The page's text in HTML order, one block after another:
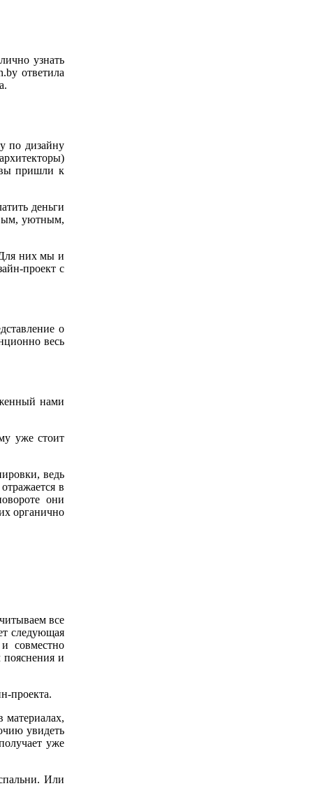
узнать
ответила
по дизайну
вы пришли к
деньги
уютным,
них мы и
проект с
о
весь
нами
уже стоит
ведь
в
они
органично
все
следующая
совместно
пояснения и
проекта.
материалах,
увидеть
уже
Или